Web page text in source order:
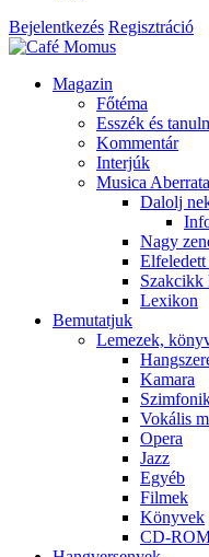
Bejelentkezés Regisztráció
Magazin
Főtéma
Esszék és
Kommentár
Interjúk
Musica Aberrata
Dalolj
Nagy
Szakcikk
Lexikon
Bemutatjuk
Lemezek,
Kamara
Vokális
Opera
Jazz
Egyéb
Filmek
Könyvek
CD-